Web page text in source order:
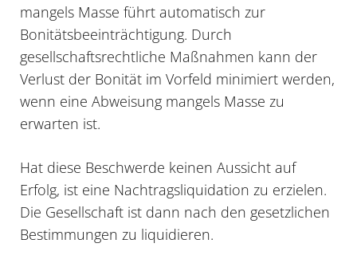
mangels Masse führt automatisch zur
Bonitätsbeeinträchtigung. Durch
gesellschaftsrechtliche Maßnahmen kann der
Verlust der Bonität im Vorfeld minimiert werden,
wenn eine Abweisung mangels Masse zu
erwarten ist.
Hat diese Beschwerde keinen Aussicht auf
Erfolg, ist eine Nachtragsliquidation zu erzielen.
Die Gesellschaft ist dann nach den gesetzlichen
Bestimmungen zu liquidieren.